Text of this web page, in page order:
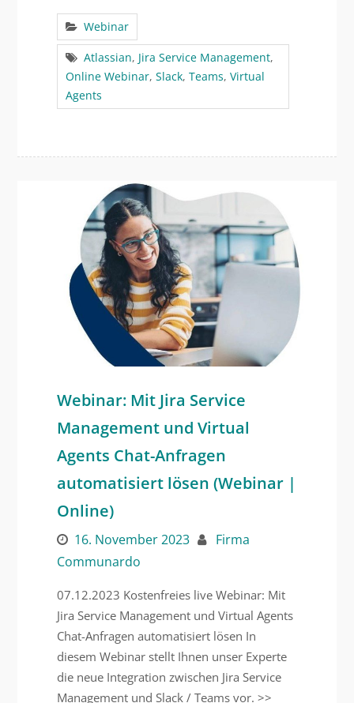
Webinar
Atlassian, Jira Service Management,
Online Webinar, Slack, Teams, Virtual
Agents
Webinar: Mit Jira Service
Management und Virtual
Agents Chat-Anfragen
automatisiert lösen (Webinar |
Online)
16. November 2023
Firma
Communardo
07.12.2023 Kostenfreies live Webinar: Mit
Jira Service Management und Virtual Agents
Chat-Anfragen automatisiert lösen In
diesem Webinar stellt Ihnen unser Experte
die neue Integration zwischen Jira Service
Management und Slack / Teams vor. >>